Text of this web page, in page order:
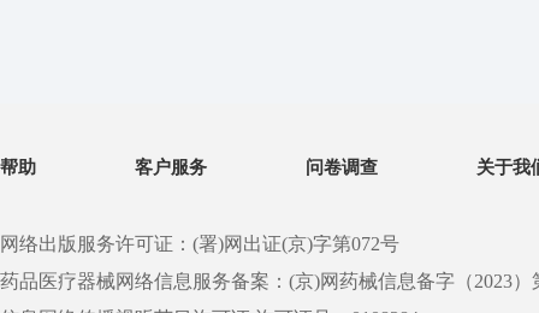
帮助 客户服务 问卷调查 关于我
网络出版服务许可证：(署)网出证(京)字第072号
药品医疗器械网络信息服务备案：(京)网药械信息备字（2023）